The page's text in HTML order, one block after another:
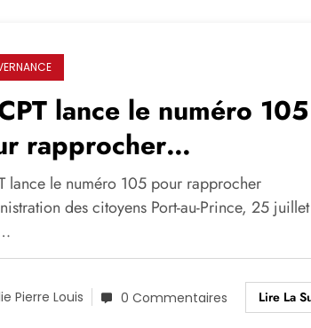
lance le numéro 105
rapprocher
des citoyens
lance le numéro 105 pour rapprocher
des citoyens Port-au-Prince, 25 juillet
Pierre Louis 0 Commentaires Lire La